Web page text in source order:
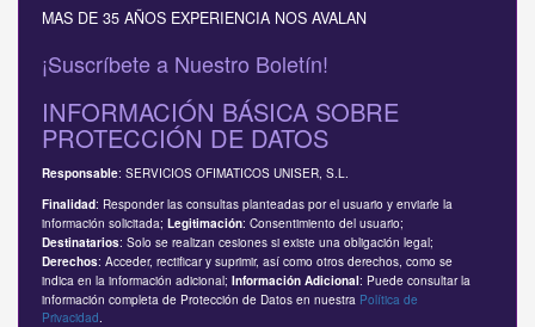
MAS DE 35 AÑOS EXPERIENCIA NOS AVALAN
¡Suscríbete a Nuestro Boletín!
INFORMACIÓN BÁSICA SOBRE
PROTECCIÓN DE DATOS
Responsable: SERVICIOS OFIMATICOS UNISER, S.L.
Finalidad: Responder las consultas planteadas por el usuario y enviarle la
información solicitada; Legitimación: Consentimiento del usuario;
Destinatarios: Solo se realizan cesiones si existe una obligación legal;
Derechos: Acceder, rectificar y suprimir, así como otros derechos, como se
indica en la información adicional; Información Adicional: Puede consultar la
información completa de Protección de Datos en nuestra Política de
Privacidad